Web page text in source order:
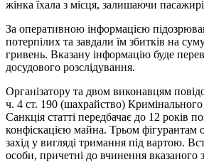
жінка їхала з місця, залишаючи
За оперативною інформацією
потерпілих та завдали їм збитків на
гривень. Вказану інформацію буде
досудового розслідування.
Організатору та двом виконавцям
ч. 4 ст. 190 (шахрайство)
Санкція статті передбачає до 12 років
конфіскацією майна. Трьом фігурантам
захід у вигляді тримання під вартою.
особи, причетні до вчинення вказаного